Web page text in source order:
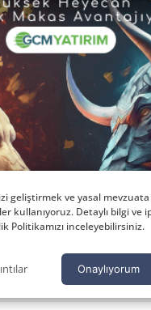
geliştirmek ve yasal
kullanıyoruz. Detaylı bilgi ve
Politikamızı inceleyebilirsiniz.
Onaylıyorum